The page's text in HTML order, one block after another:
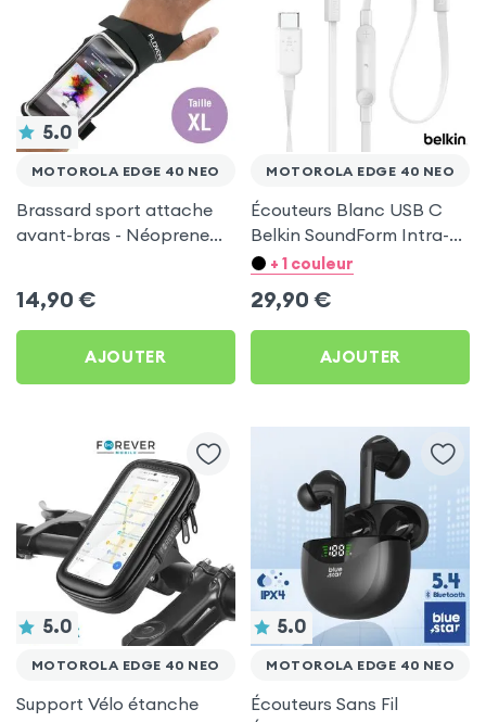
5.0
MOTOROLA EDGE 40 NEO
Brassard sport attache
avant-bras - Néoprene
14,90 €
AJOUTER
MOTOROLA EDGE 40 NEO
Écouteurs Blanc USB C
Belkin SoundForm Intra-
auriculaires avec Micro
Neo
+ 1 couleur
29,90 €
AJOUTER
5.0
MOTOROLA EDGE 40 NEO
Support Vélo étanche
5.0
MOTOROLA EDGE 40 NEO
Écouteurs Sans Fil